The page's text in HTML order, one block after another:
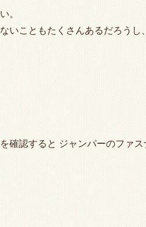
。
いこともたくさんあるだろうし
確認すると ジャンパーのファ